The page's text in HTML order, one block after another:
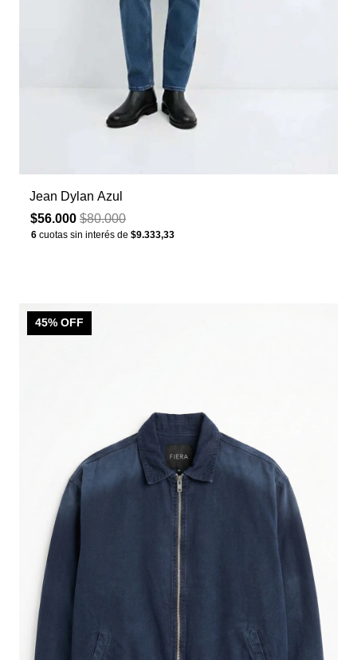
Jean Dylan Azul
$56.000 $80.000
6 cuotas sin interés de $9.333,33
45% OFF